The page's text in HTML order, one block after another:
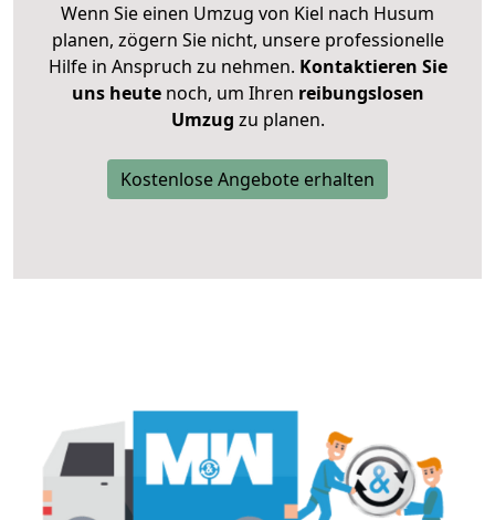
Wenn Sie einen Umzug von Kiel nach Husum
planen, zögern Sie nicht, unsere professionelle
Hilfe in Anspruch zu nehmen. Kontaktieren Sie
uns heutenoch, um Ihren reibungslosen
Umzug zu planen.
Kostenlose Angebote erhalten